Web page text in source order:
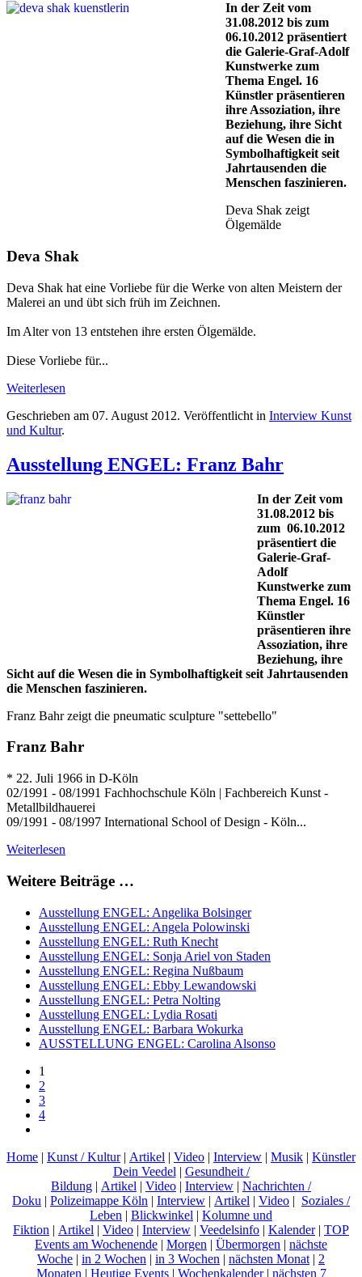
In der Zeit vom
31.08.2012 bis zum
06.10.2012 präsentiert
die Galerie-Graf-Adolf
Kunstwerke zum
Thema Engel. 16
Künstler präsentieren
ihre Assoziation, ihre
Beziehung, ihre Sicht
auf die Wesen die in
Symbolhaftigkeit seit
Jahrtausenden die
Menschen faszinieren.
Deva Shak zeigt
Ölgemälde
Deva Shak
Deva Shak hat eine Vorliebe für die Werke von alten Meistern der
Malerei an und übt sich früh im Zeichnen.
Im Alter von 13 entstehen ihre ersten Ölgemälde.
Diese Vorliebe für...
Weiterlesen
Geschrieben am 07. August 2012. Veröffentlicht in Interview Kunst
und Kultur.
Ausstellung ENGEL: Franz Bahr
In der Zeit vom
31.08.2012 bis
zum 06.10.2012
präsentiert die
Galerie-Graf-
Adolf
Kunstwerke zum
Thema Engel. 16
Künstler
präsentieren ihre
Assoziation, ihre
Beziehung, ihre
Sicht auf die Wesen die in Symbolhaftigkeit seit Jahrtausenden
die Menschen faszinieren.
Franz Bahr zeigt die pneumatic sculpture "settebello"
Franz Bahr
* 22. Juli 1966 in D-Köln
02/1991 - 08/1991 Fachhochschule Köln | Fachbereich Kunst -
Metallbildhauerei
09/1991 - 08/1997 International School of Design - Köln...
Weiterlesen
Weitere Beiträge …
Ausstellung ENGEL: Angelika Bolsinger
Ausstellung ENGEL: Angela Polowinski
Ausstellung ENGEL: Ruth Knecht
Ausstellung ENGEL: Sonja Ariel von Staden
Ausstellung ENGEL: Regina Nußbaum
Ausstellung ENGEL: Ebby Lewandowski
Ausstellung ENGEL: Petra Nolting
Ausstellung ENGEL: Lydia Rosati
Ausstellung ENGEL: Barbara Wokurka
AUSSTELLUNG ENGEL: Carolina Alsonso
1
2
3
4
Home | Kunst / Kultur| Artikel | Video | Interview | Musik | Künstler
Dein Veedel | Gesundheit /
Bildung | Artikel | Video | Interview | Nachrichten /
Doku | Polizeimappe Köln | Interview | Artikel | Video | Soziales /
Leben | Blickwinkel | Kolumne und
Fiktion | Artikel | Video | Interview | Veedelsinfo | Kalender| TOP
Events am Wochenende | Morgen | Übermorgen | nächste
Woche | in 2 Wochen | in 3 Wochen | nächsten Monat | 2
Monaten | Heutige Events| Wochenkalender| nächsten 7